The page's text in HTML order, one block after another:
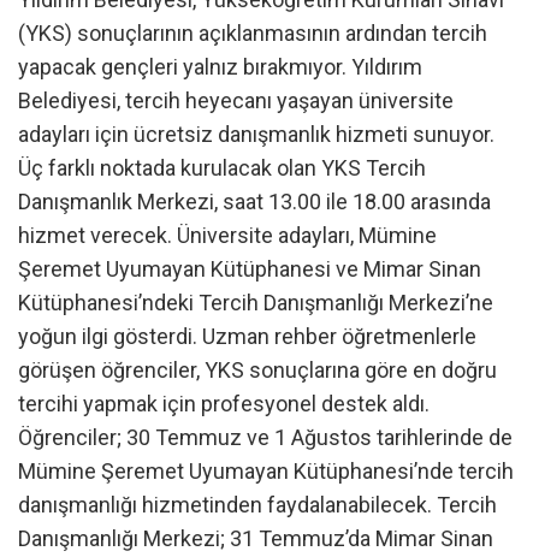
(YKS) sonuçlarının açıklanmasının ardından tercih
yapacak gençleri yalnız bırakmıyor. Yıldırım
Belediyesi, tercih heyecanı yaşayan üniversite
adayları için ücretsiz danışmanlık hizmeti sunuyor.
Üç farklı noktada kurulacak olan YKS Tercih
Danışmanlık Merkezi, saat 13.00 ile 18.00 arasında
hizmet verecek. Üniversite adayları, Mümine
Şeremet Uyumayan Kütüphanesi ve Mimar Sinan
Kütüphanesi’ndeki Tercih Danışmanlığı Merkezi’ne
yoğun ilgi gösterdi. Uzman rehber öğretmenlerle
görüşen öğrenciler, YKS sonuçlarına göre en doğru
tercihi yapmak için profesyonel destek aldı.
Öğrenciler; 30 Temmuz ve 1 Ağustos tarihlerinde de
Mümine Şeremet Uyumayan Kütüphanesi’nde tercih
danışmanlığı hizmetinden faydalanabilecek. Tercih
Danışmanlığı Merkezi; 31 Temmuz’da Mimar Sinan